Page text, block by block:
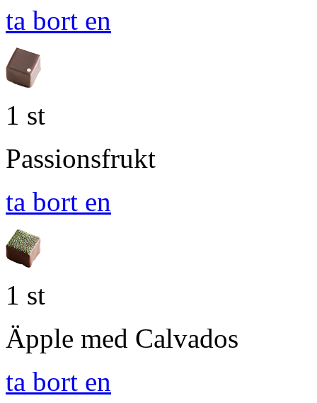
ta bort en
1 st
Passionsfrukt
ta bort en
1 st
Äpple med Calvados
ta bort en